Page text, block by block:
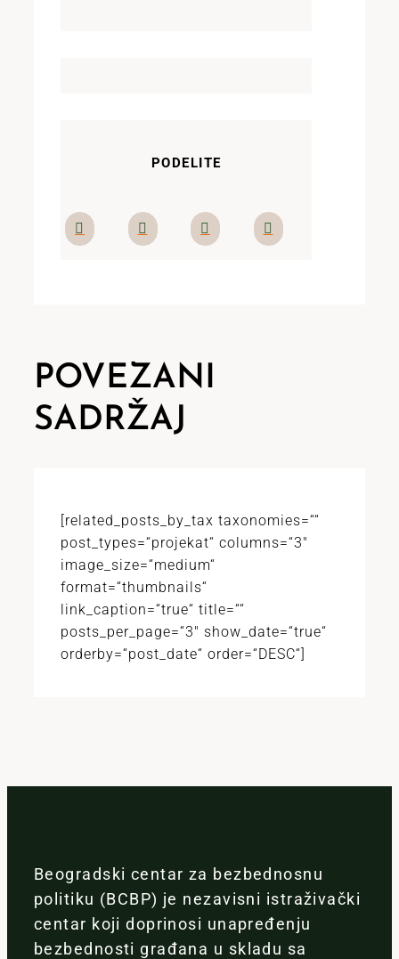
PODELITE
POVEZANI
SADRŽAJ
[related_posts_by_tax taxonomies=““
post_types=“projekat“ columns=“3″
image_size=“medium“
format=“thumbnails“
link_caption=“true“ title=““
posts_per_page=“3″ show_date=“true“
orderby=“post_date“ order=“DESC“]
Beogradski centar za bezbednosnu
politiku (BCBP) je nezavisni istraživački
centar koji doprinosi unapređenju
bezbednosti građana u skladu sa